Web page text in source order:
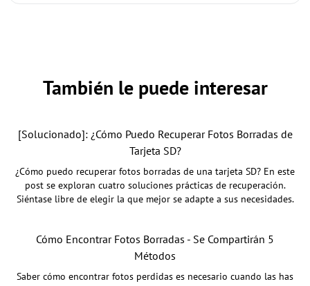
También le puede interesar
[Solucionado]: ¿Cómo Puedo Recuperar Fotos Borradas de
Tarjeta SD?
¿Cómo puedo recuperar fotos borradas de una tarjeta SD? En este
post se exploran cuatro soluciones prácticas de recuperación.
Siéntase libre de elegir la que mejor se adapte a sus necesidades.
Cómo Encontrar Fotos Borradas - Se Compartirán 5
Métodos
Saber cómo encontrar fotos perdidas es necesario cuando las has